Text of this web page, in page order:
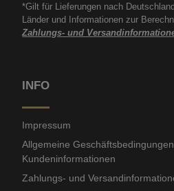
*Gilt für Lieferungen nach
Länder und Informationen zur
Zahlungs- und
INFO
Impressum
Allgemeine
Kundeninformationen
Zahlungs- und